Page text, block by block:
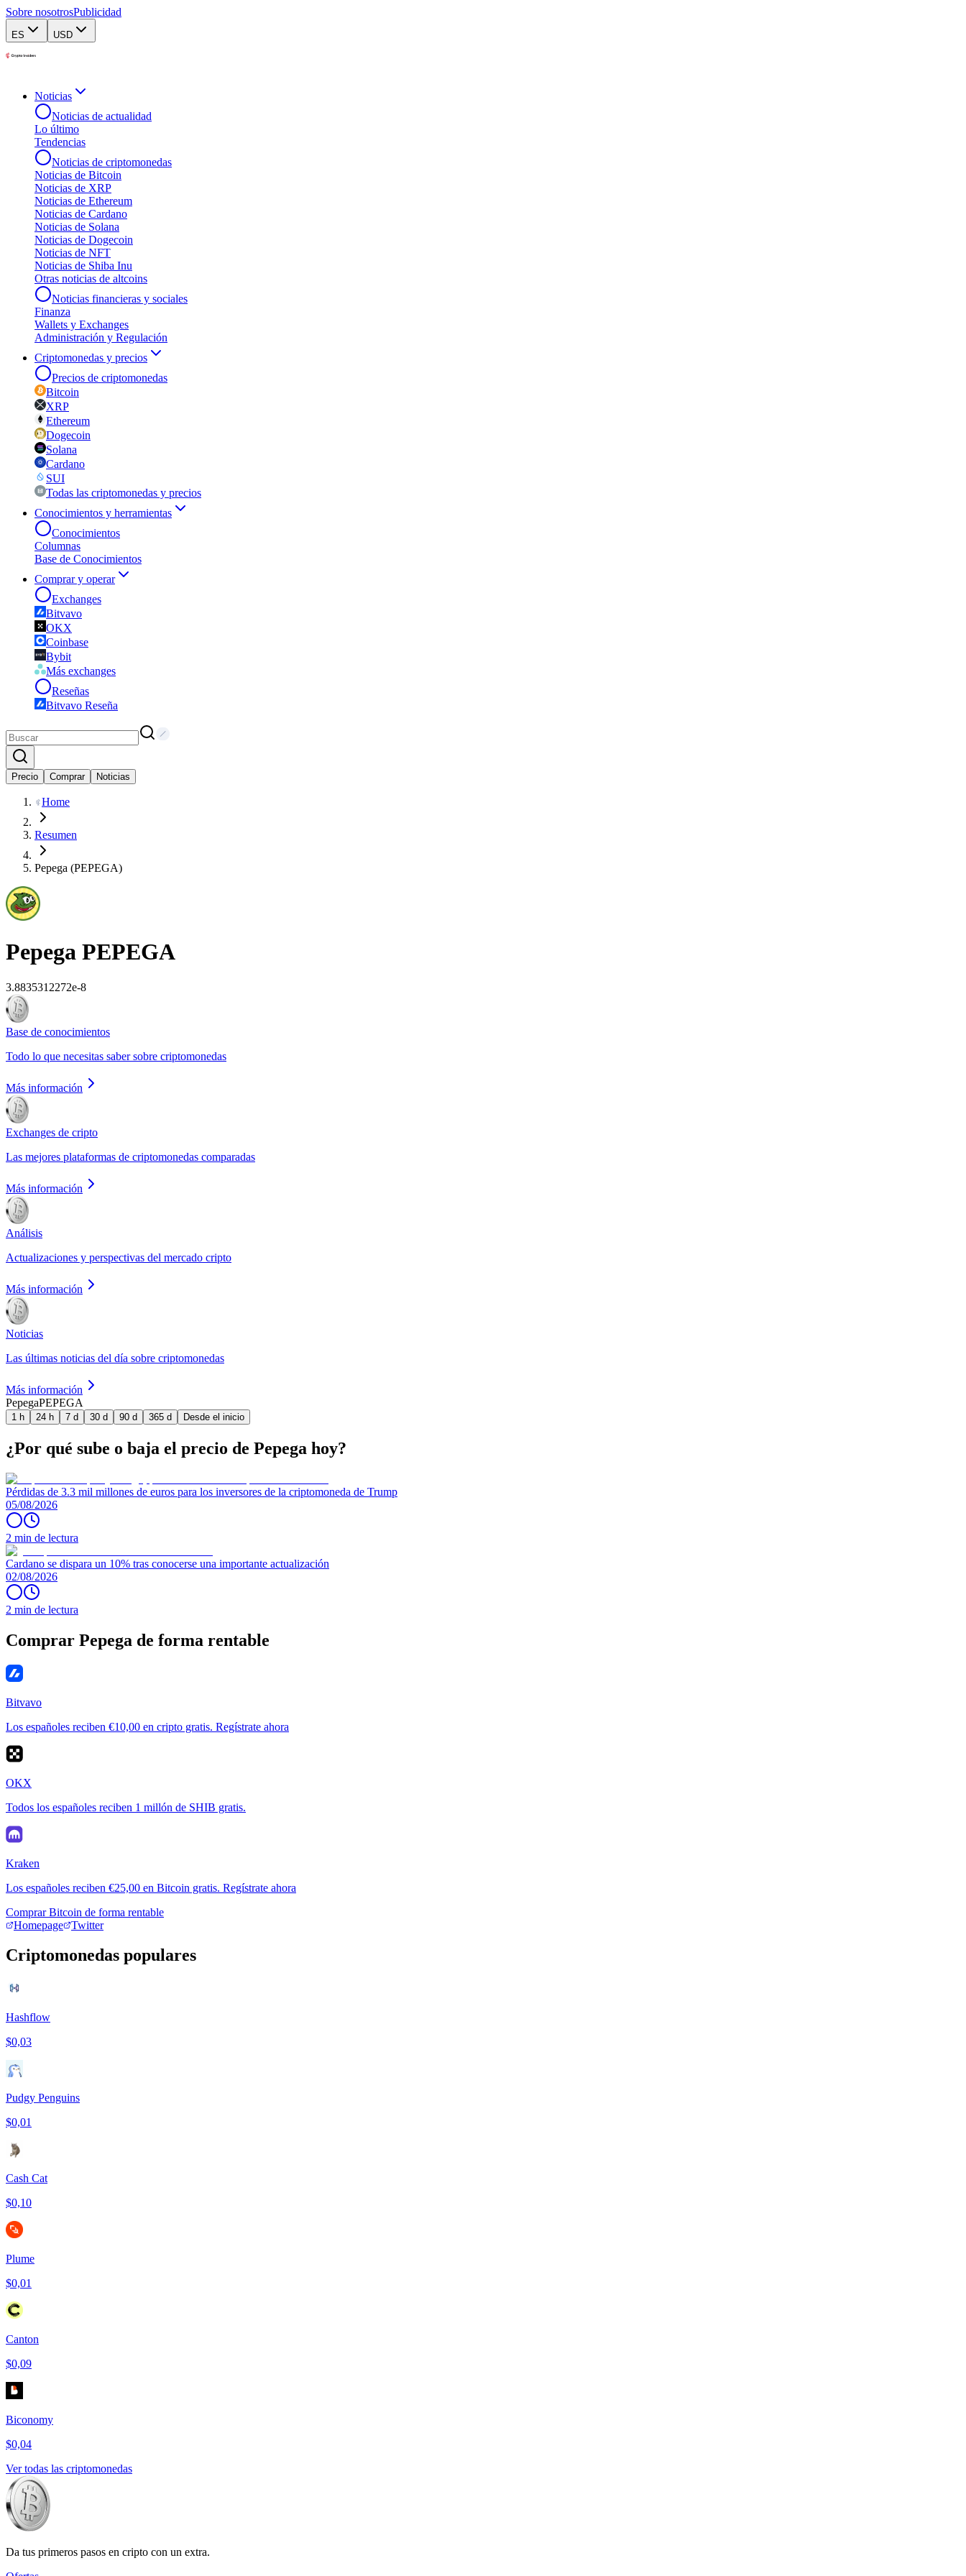
Sobre nosotrosPublicidad
ES USD
Noticias
Noticias de actualidad
Lo último
Tendencias
Noticias de criptomonedas
Noticias de Bitcoin
Noticias de XRP
Noticias de Ethereum
Noticias de Cardano
Noticias de Solana
Noticias de Dogecoin
Noticias de NFT
Noticias de Shiba Inu
Otras noticias de altcoins
Noticias financieras y sociales
Finanza
Wallets y Exchanges
Administración y Regulación
Criptomonedas y precios
Precios de criptomonedas
Bitcoin
XRP
Ethereum
Dogecoin
Solana
Cardano
SUI
Todas las criptomonedas y precios
Conocimientos y herramientas
Conocimientos
Columnas
Base de Conocimientos
Comprar y operar
Exchanges
Bitvavo
OKX
Coinbase
Bybit
Más exchanges
Reseñas
Bitvavo Reseña
Precio Comprar Noticias
Home
Resumen
Pepega (PEPEGA)
Pepega PEPEGA
3.8835312272e-8
Base de conocimientos
Todo lo que necesitas saber sobre criptomonedas
Más información
Exchanges de cripto
Las mejores plataformas de criptomonedas comparadas
Más información
Análisis
Actualizaciones y perspectivas del mercado cripto
Más información
Noticias
Las últimas noticias del día sobre criptomonedas
Más información
PepegaPEPEGA
1 h 24 h 7 d 30 d 90 d 365 d Desde el inicio
¿Por qué sube o baja el precio de Pepega hoy?
Pérdidas de 3.3 mil millones de euros para los inversores de la criptomoneda de Trump
05/08/2026
2 min de lectura
Cardano se dispara un 10% tras conocerse una importante actualización
02/08/2026
2 min de lectura
Comprar Pepega de forma rentable
Bitvavo
Los españoles reciben €10,00 en cripto gratis. Regístrate ahora
OKX
Todos los españoles reciben 1 millón de SHIB gratis.
Kraken
Los españoles reciben €25,00 en Bitcoin gratis. Regístrate ahora
Comprar Bitcoin de forma rentable
Homepage
Twitter
Criptomonedas populares
Hashflow
$0,03
Pudgy Penguins
$0,01
Cash Cat
$0,10
Plume
$0,01
Canton
$0,09
Biconomy
$0,04
Ver todas las criptomonedas
Da tus primeros pasos en cripto con un extra.